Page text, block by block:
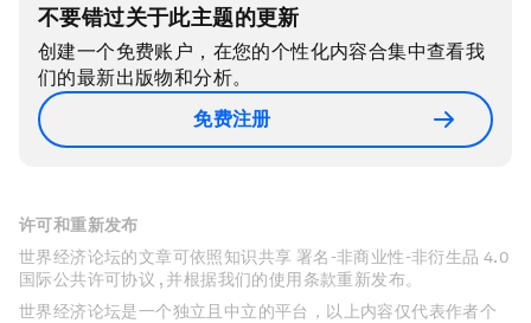
不要错过关于此主题的更新
创建一个免费账户，在您的个性化内容合集中查看我
们的最新出版物和分析。
免费注册
许可和重新发布
世界经济论坛的文章可依照知识共享 署名-非商业性-非衍生品 4.0
国际公共许可协议 , 并根据我们的使用条款重新发布。
世界经济论坛是一个独立且中立的平台，以上内容仅代表作者个